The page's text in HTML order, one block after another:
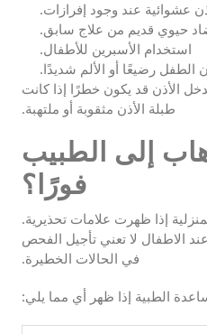
عشوائية عند وجود إفرازات.
حيوي قديم من علاج سابق.
استخدام الأسبرين للأطفال.
الطفل رضيعًا أو الألم شديدًا.
الأذن قد يكون خطرًا إذا كانت
طبلة الأذن مثقوبة أو ملتهبة.
إلى الطبيب
فورًا؟
إذا ظهرت علامات تحذيرية.
الاطفال لا تعني تأجيل الفحص
في الحالات الخطيرة.
الطبية إذا ظهر أي مما يلي: